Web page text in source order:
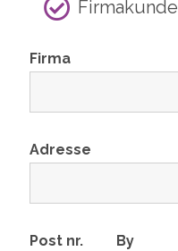
Firmakunde
Firma
Adresse
Post nr. By